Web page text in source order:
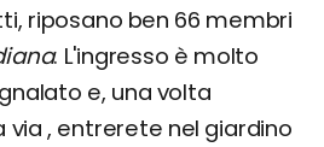
riposano ben 66 membri
. L'ingresso è molto
e, una volta
via , entrerete nel giardino